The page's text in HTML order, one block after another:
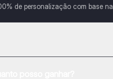
de personalização com base